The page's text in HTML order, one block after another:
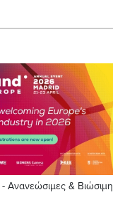
- Ανανεώσιμες & Βιώσιμη